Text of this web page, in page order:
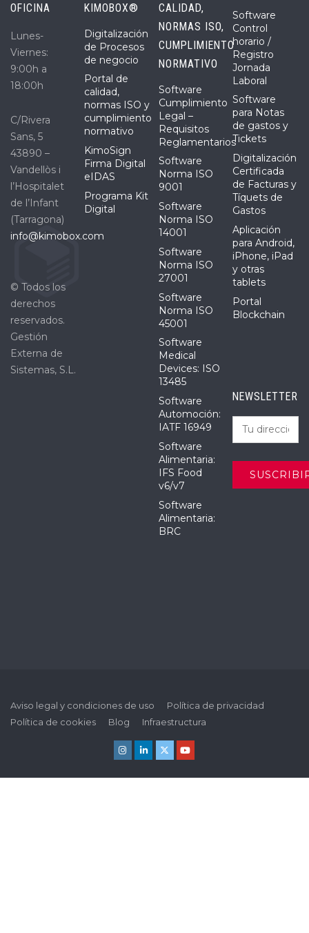
OFICINA
Lunes-
Viernes:
9:00h a
18:00h
C/Rivera
Sans, 5
43890 –
Vandellòs i
l’Hospitalet
de l’Infant
(Tarragona)
info@kimobox.com
© Todos los
derechos
reservados.
Gestión
Externa de
Sistemas, S.L.
KIMOBOX®
Digitalización
de Procesos
de negocio
Portal de
calidad,
normas ISO y
cumplimiento
normativo
KimoSign
Firma Digital
eIDAS
Programa Kit
Digital
CALIDAD,
NORMAS ISO,
CUMPLIMIENTO
NORMATIVO
Software
Cumplimiento
Legal –
Requisitos
Reglamentarios
Software
Norma ISO
9001
Software
Norma ISO
14001
Software
Norma ISO
27001
Software
Norma ISO
45001
Software
Medical
Devices: ISO
13485
Software
Automoción:
IATF 16949
Software
Alimentaria:
IFS Food
v6/v7
Software
Alimentaria:
BRC
Software
Control
horario /
Registro
Jornada
Laboral
Software
para Notas
de gastos y
Tickets
Digitalización
Certificada
de Facturas y
Tíquets de
Gastos
Aplicación
para Android,
iPhone, iPad
y otras
tablets
Portal
Blockchain
NEWSLETTER
Aviso legal y condiciones de uso
Política de privacidad
Política de cookies
Blog Infraestructura